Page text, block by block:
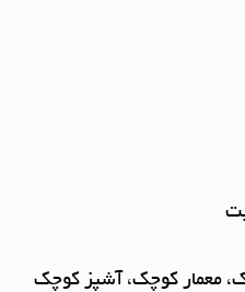
معمار کوچک، آشپز کوچک